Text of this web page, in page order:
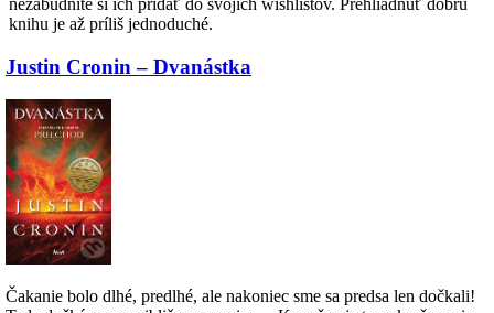
knihu je až príliš jednoduché.
Justin Cronin – Dvanástka
Čakanie bolo dlhé, predlhé, ale nakoniec sme sa predsa len dočkali!